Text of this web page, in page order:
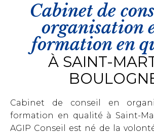
Cabinet de
organisation
formation en
À SAINT-
Cabinet de conseil en
formation en qualité à Saint-
AGIP Conseil est né de la